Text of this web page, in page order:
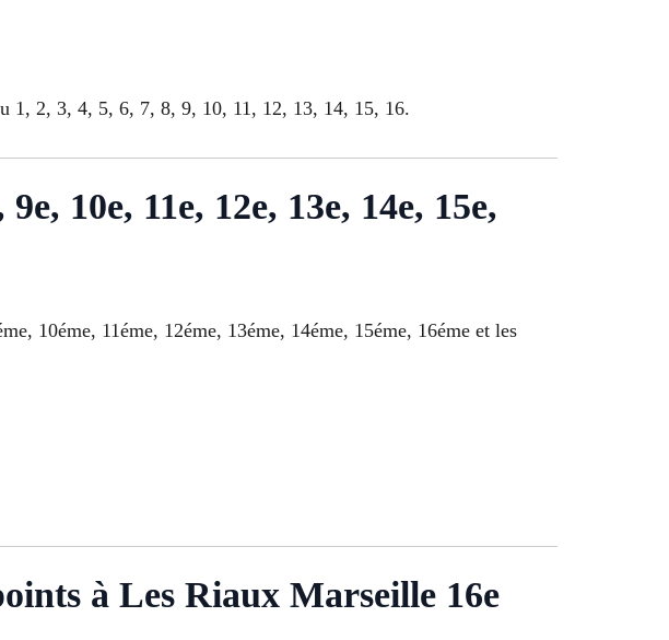
1, 2, 3, 4, 5, 6, 7, 8, 9, 10, 11, 12, 13, 14, 15, 16.
10e, 11e, 12e, 13e, 14e, 15e,
10éme, 11éme, 12éme, 13éme, 14éme, 15éme, 16éme et les
à Les Riaux Marseille 16e